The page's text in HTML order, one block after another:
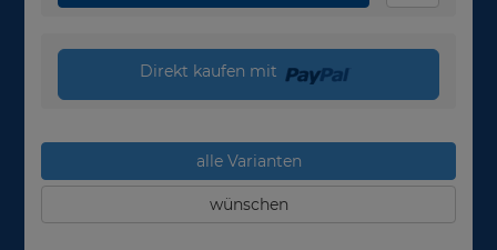
Direkt kaufen mit
alle Varianten
wünschen